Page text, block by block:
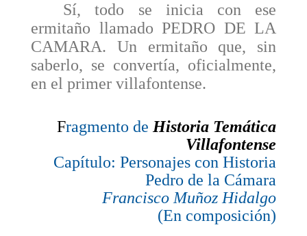
Sí, todo se inicia con ese
ermitaño llamado PEDRO DE LA
CAMARA. Un ermitaño que, sin
saberlo, se convertía, oficialmente,
en el primer villafon­tense.
Fragmento de Historia Temática
Villafontense
Capítulo: Personajes con Historia
Pedro de la Cámara
Francisco Muñoz Hidalgo
(En composición)